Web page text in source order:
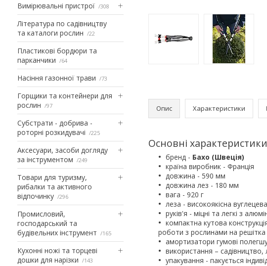
Вимірювальні пристрої 308
Література по садівництву
та каталоги рослин
22
Пластикові бордюри та
парканчики
64
Насіння газонної трави 73
Горщики та контейнери для
рослин
97
Субстрати - добрива -
роторні розкидувачі
225
Аксесуари, засоби догляду
за інструментом
249
Товари для туризму,
рибалки та активного
відпочинку
296
Промисловий,
господарський та
будівельних інструмент
165
Кухонні ножі та торцеві
дошки для нарізки
143
Опис Характеристики
Основні
бренд - Бахо (Швеція)
країна виробник - Франція
довжина - 590 мм
довжина лез - 180 мм
вага - 920 г
леза - високоякісна
руків'я - міцні та легкі з
компактна кутова
роботи з рослинами на решітка
амортизатори гумові
використання –
упакування - пакується